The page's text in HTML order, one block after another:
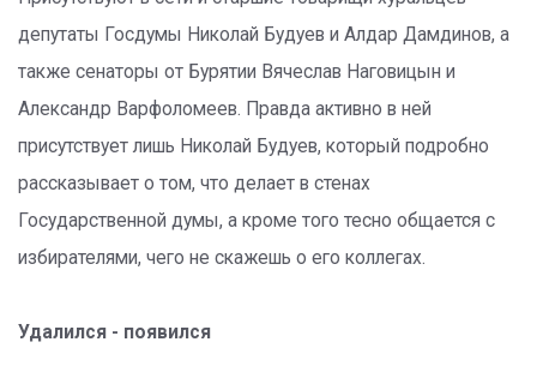
депутаты Госдумы Николай Будуев и Алдар Дамдинов, а
также сенаторы от Бурятии Вячеслав Наговицын и
Александр Варфоломеев. Правда активно в ней
присутствует лишь Николай Будуев, который подробно
рассказывает о том, что делает в стенах
Государственной думы, а кроме того тесно общается с
избирателями, чего не скажешь о его коллегах.
Удалился - появился